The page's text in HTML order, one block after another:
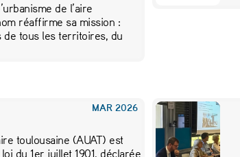
de l’aire
réaffirme sa mission :
de tous les territoires, du
MAR 2026
toulousaine (AUAT) est
du 1er juillet 1901, déclarée